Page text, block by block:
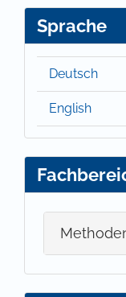
Sprache
Deutsch
English